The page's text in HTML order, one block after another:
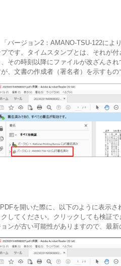
バージョン2：AMANO-TSU-122によ
です。タイムスタンプとは、それが
その時刻以降にファイルが改ざんさ
、文書の作成者（署名者）を示すもの
を開いた際に、以下のように表示さ
してください。クリックしても検証
ンが古い可能性がありますので、最新